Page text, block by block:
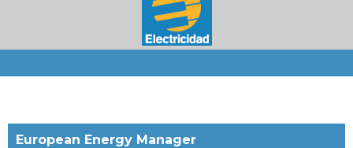
European Energy Manager